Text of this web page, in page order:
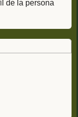
de la persona